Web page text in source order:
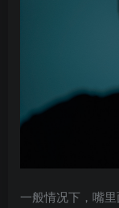
一般情况下，嘴里